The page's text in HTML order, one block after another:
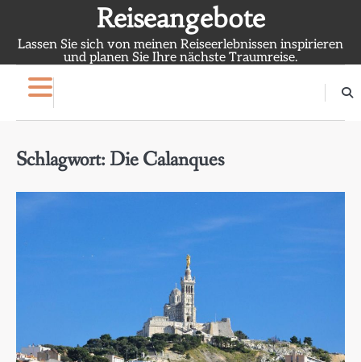
content
Reiseangebote
Lassen Sie sich von meinen Reiseerlebnissen inspirieren
und planen Sie Ihre nächste Traumreise.
Schlagwort: Die Calanques